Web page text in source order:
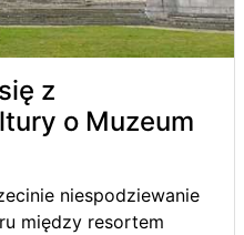
z
o Muzeum
niespodziewanie
między resortem